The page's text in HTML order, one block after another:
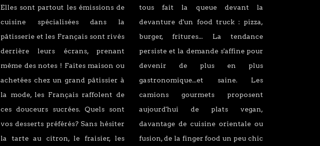
Elles sont partout les émissions de
cuisine spécialisées dans la
pâtisserie et les Français sont rivés
derrière leurs écrans, prenant
même des notes ! Faites maison ou
achetées chez un grand pâtissier à
la mode, les Français raffolent de
ces douceurs sucrées. Quels sont
vos desserts préférés? Sans hésiter
la tarte au citron, le fraisier, les
tous fait la queue devant la
devanture d'un food truck : pizza,
burger, fritures... La tendance
persiste et la demande s'affine pour
devenir de plus en plus
gastronomique...et saine. Les
camions gourmets proposent
aujourd'hui de plats vegan,
davantage de cuisine orientale ou
fusion, de la finger food un peu chic